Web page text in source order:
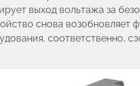
выход вольтажа за
снова возобновляет
соответственно,